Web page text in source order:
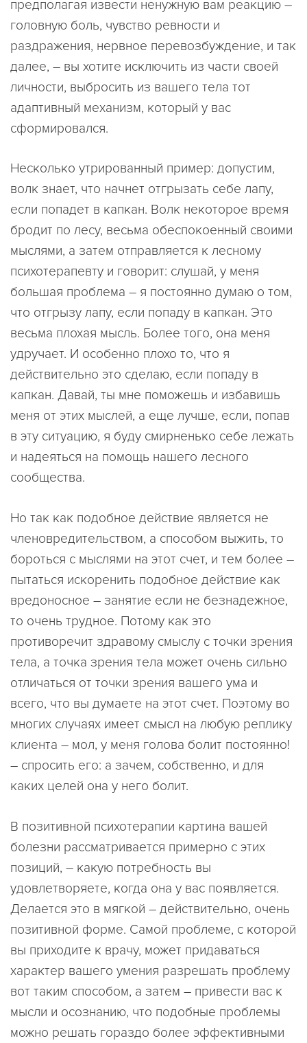
предполагая извести ненужную вам реакцию –
головную боль, чувство ревности и
раздражения, нервное перевозбуждение, и так
далее, – вы хотите исключить из части своей
личности, выбросить из вашего тела тот
адаптивный механизм, который у вас
сформировался.
Несколько утрированный пример: допустим,
волк знает, что начнет отгрызать себе лапу,
если попадет в капкан. Волк некоторое время
бродит по лесу, весьма обеспокоенный своими
мыслями, а затем отправляется к лесному
психотерапевту и говорит: слушай, у меня
большая проблема – я постоянно думаю о том,
что отгрызу лапу, если попаду в капкан. Это
весьма плохая мысль. Более того, она меня
удручает. И особенно плохо то, что я
действительно это сделаю, если попаду в
капкан. Давай, ты мне поможешь и избавишь
меня от этих мыслей, а еще лучше, если, попав
в эту ситуацию, я буду смирненько себе лежать
и надеяться на помощь нашего лесного
сообщества.
Но так как подобное действие является не
членовредительством, а способом выжить, то
бороться с мыслями на этот счет, и тем более –
пытаться искоренить подобное действие как
вредоносное – занятие если не безнадежное,
то очень трудное. Потому как это
противоречит здравому смыслу с точки зрения
тела, а точка зрения тела может очень сильно
отличаться от точки зрения вашего ума и
всего, что вы думаете на этот счет. Поэтому во
многих случаях имеет смысл на любую реплику
клиента – мол, у меня голова болит постоянно!
– спросить его: а зачем, собственно, и для
каких целей она у него болит.
В позитивной психотерапии картина вашей
болезни рассматривается примерно с этих
позиций, – какую потребность вы
удовлетворяете, когда она у вас появляется.
Делается это в мягкой – действительно, очень
позитивной форме. Самой проблеме, с которой
вы приходите к врачу, может придаваться
характер вашего умения разрешать проблему
вот таким способом, а затем – привести вас к
мысли и осознанию, что подобные проблемы
можно решать гораздо более эффективными